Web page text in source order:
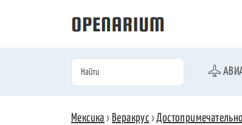
Мексика › Веракрус ›